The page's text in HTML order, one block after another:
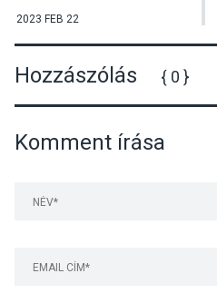
2023 FEB 22
Hozzászólás { 0 }
Komment írása